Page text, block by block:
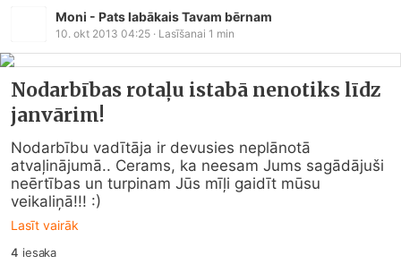
Moni - Pats labākais Tavam bērnam
10. okt 2013 04:25 · Lasīšanai 1 min
Nodarbības rotaļu istabā nenotiks līdz
janvārim!
Nodarbību vadītāja ir devusies neplānotā
atvaļinājumā.. Cerams, ka neesam Jums sagādājuši
neērtības un turpinam Jūs mīļi gaidīt mūsu
veikaliņā!!! :)
Lasīt vairāk
4 iesaka